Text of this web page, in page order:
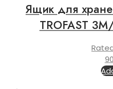
Ящик для
TROFAST